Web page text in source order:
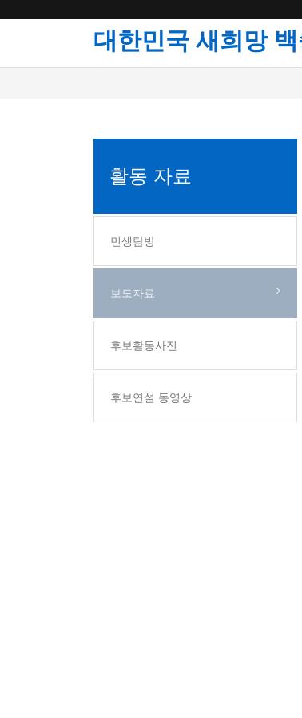
대한민국 새희망 백
활동 자료
민생탐방
보도자료
후보활동사진
후보연설 동영상